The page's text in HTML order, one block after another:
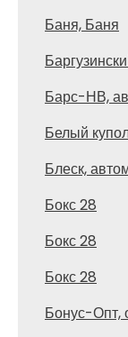
Баня, Баня
Барс-НВ,
Белый
Блеск,
Бокс 28
Бокс 28
Бокс 28
Бонус-Опт,